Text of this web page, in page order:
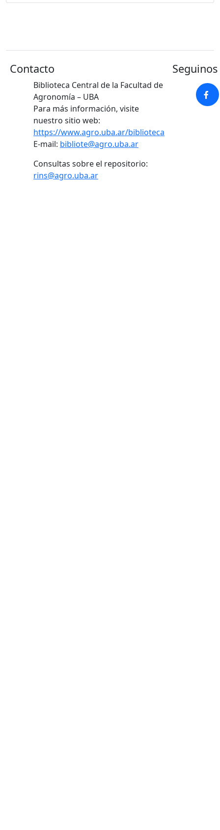
Contacto
Biblioteca Central de la Facultad de
Agronomía – UBA
Para más información, visite
nuestro sitio web:
https://www.agro.uba.ar/biblioteca
E-mail: bibliote@agro.uba.ar
Consultas sobre el repositorio:
rins@agro.uba.ar